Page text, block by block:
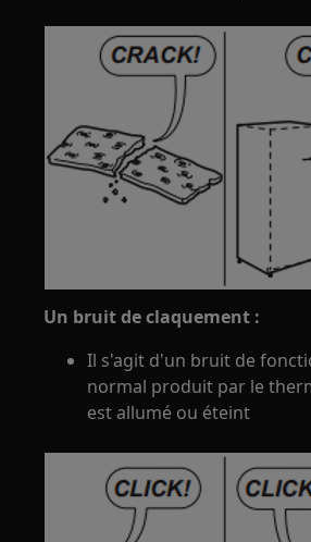
Un bruit de claquement :
Il s'agit d'un bruit de
normal produit par le
est allumé ou éteint